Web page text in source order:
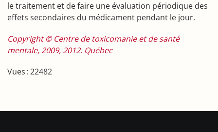
le traitement et de faire une évaluation périodique des
effets secondaires du médicament pendant le jour.
Copyright © Centre de toxicomanie et de santé
mentale, 2009, 2012. Québec
Vues : 22482